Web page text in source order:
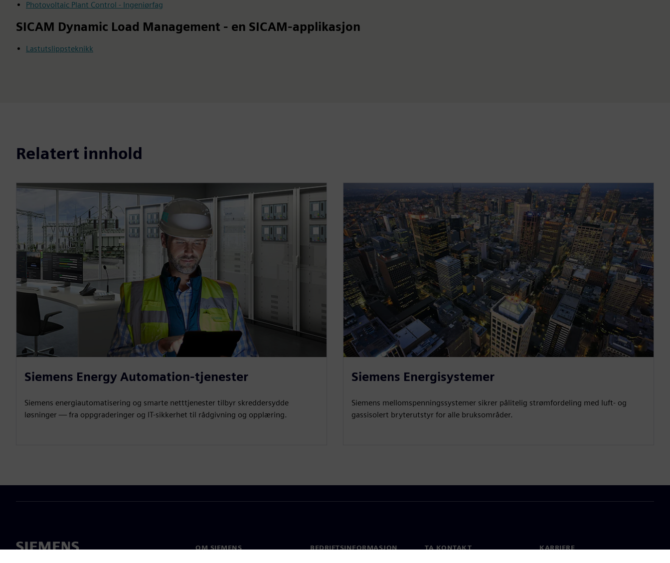
Photovoltaic Plant Control - Ingeniørfag
SICAM Dynamic Load Management - en SICAM-applikasjon
Lastutslippsteknikk
Relatert innhold
Siemens Energy Automation-tjenester
Siemens energiautomatisering og smarte netttjenester tilbyr skreddersydde
løsninger — fra oppgraderinger og IT-sikkerhet til rådgivning og opplæring.
Siemens Energisystemer
Siemens mellomspenningssystemer sikrer pålitelig strømfordeling med luft- og
gassisolert bryterutstyr for alle bruksområder.
OM SIEMENS BEDRIFTSINFORMASJON TA KONTAKT KARRIERE